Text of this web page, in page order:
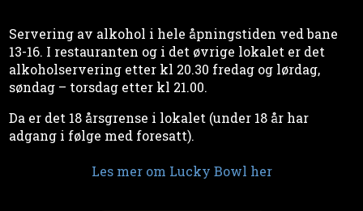
Servering av alkohol i hele åpningstiden ved bane
13-16. I restauranten og i det øvrige lokalet er det
alkoholservering etter kl 20.30 fredag og lørdag,
søndag – torsdag etter kl 21.00.
Da er det 18 årsgrense i lokalet (under 18 år har
adgang i følge med foresatt).
Les mer om Lucky Bowl her